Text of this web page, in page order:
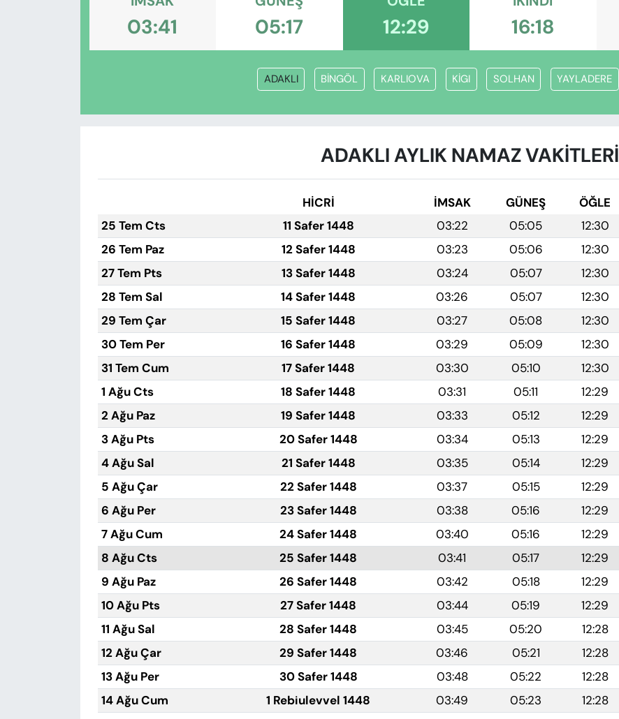
03:41 05:17 12:29 16:18
ADAKLI BİNGÖL KARLIOVA KİGI SOLHAN YAYLADERE
ADAKLI AYLIK NAMAZ VAKITLERI
HİCRİ İMSAK GÜNEŞ ÖĞLE
25 Tem Cts
11 Safer 1448 03:22 05:05 12:30
26 Tem Paz
12 Safer 1448 03:23 05:06 12:30
27 Tem Pts
13 Safer 1448 03:24 05:07 12:30
28 Tem Sal
14 Safer 1448 03:26 05:07 12:30
29 Tem Çar
15 Safer 1448 03:27 05:08 12:30
30 Tem Per
16 Safer 1448 03:29 05:09 12:30
31 Tem Cum
17 Safer 1448 03:30 05:10 12:30
1 Ağu Cts
18 Safer 1448 03:31 05:11 12:29
2 Ağu Paz
19 Safer 1448 03:33 05:12 12:29
3 Ağu Pts
20 Safer 1448 03:34 05:13 12:29
4 Ağu Sal
21 Safer 1448 03:35 05:14 12:29
5 Ağu Çar
22 Safer 1448 03:37 05:15 12:29
6 Ağu Per
23 Safer 1448 03:38 05:16 12:29
7 Ağu Cum
24 Safer 1448 03:40 05:16 12:29
8 Ağu Cts
25 Safer 1448 03:41 05:17 12:29
9 Ağu Paz
26 Safer 1448 03:42 05:18 12:29
10 Ağu Pts
27 Safer 1448 03:44 05:19 12:29
11 Ağu Sal
28 Safer 1448 03:45 05:20 12:28
12 Ağu Çar
29 Safer 1448 03:46 05:21 12:28
13 Ağu Per
30 Safer 1448 03:48 05:22 12:28
14 Ağu Cum
1 Rebiulevvel 1448 03:49 05:23 12:28
KÜLTÜR-SANAT
ÖZEL HABER
YAZAR KÖŞESİ
VAN VE DİYARBAKIR HABERLERİ